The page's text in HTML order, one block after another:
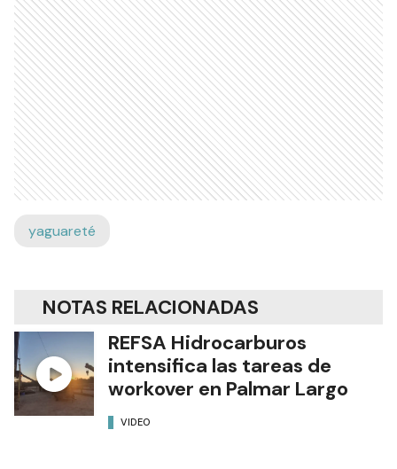
yaguareté
NOTAS RELACIONADAS
REFSA Hidrocarburos
intensifica las tareas de
workover en Palmar Largo
VIDEO